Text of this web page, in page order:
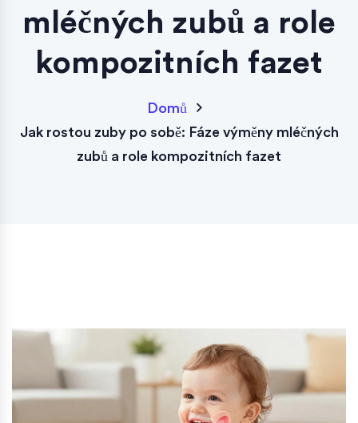
mléčných zubů a role
kompozitních fazet
Domů
Jak rostou zuby po sobě: Fáze výměny mléčných
zubů a role kompozitních fazet